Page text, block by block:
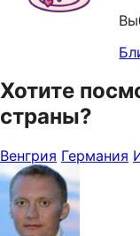
Хотите
страны?
Венгрия Германия